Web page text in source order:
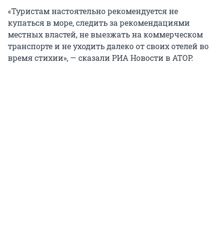
«Туристам настоятельно рекомендуется не
купаться в море, следить за рекомендациями
местных властей, не выезжать на коммерческом
транспорте и не уходить далеко от своих отелей во
время стихии», — сказали РИА Новости в АТОР.